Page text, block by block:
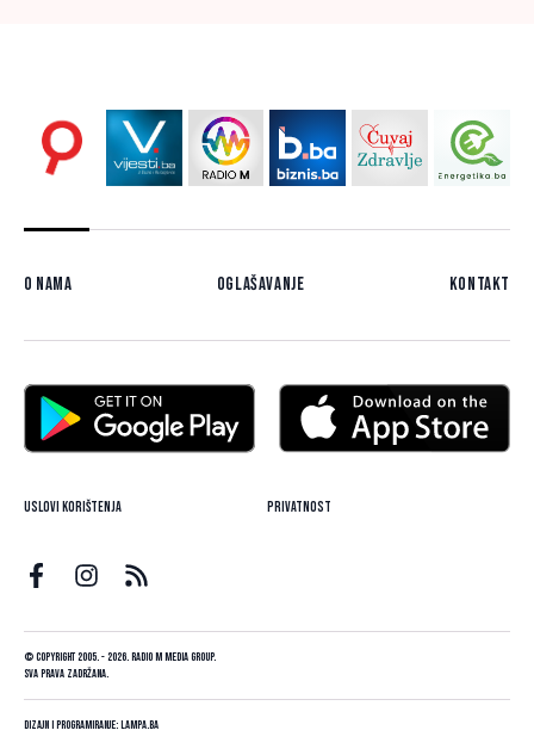
O nama Oglašavanje Kontakt
Uslovi korištenja Privatnost
© Copyright 2005. - 2026. Radio M Media Group.
Sva prava zadržana.
Dizajn i programiranje:Lampa.ba